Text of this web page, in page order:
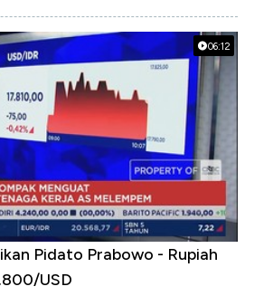
06:12
Pidato Prabowo - Rupiah
USD